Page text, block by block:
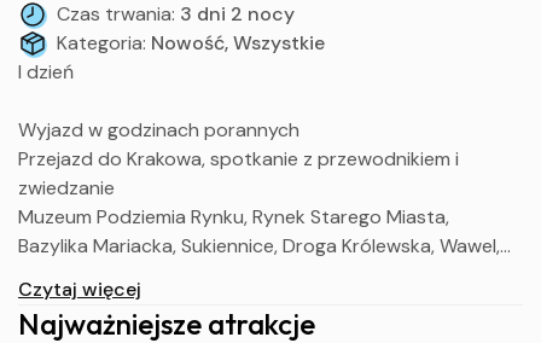
Czas trwania: 3 dni 2 nocy
Kategoria: Nowość, Wszystkie
I dzień
Wyjazd w godzinach porannych
Przejazd do Krakowa, spotkanie z przewodnikiem i
zwiedzanie
Muzeum Podziemia Rynku, Rynek Starego Miasta,
Bazylika Mariacka, Sukiennice, Droga Królewska, Wawel,
Przejazd na zakwaterowanie, obiadokolacja, nocleg
Czytaj więcej
Najważniejsze atrakcje